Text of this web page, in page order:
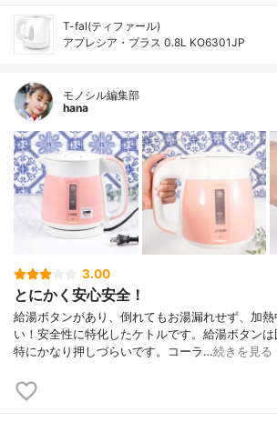
T-fal(ティファール)
アプレシア・プラス 0.8L KO6301JP
モノシル編集部
hana
3.00
とにかく安心安全！
給湯ボタンがあり、倒れてもお湯漏れせず、加
い！安全性に特化したケトルです。給湯ボタン
特にかなり押しづらいです。コーラ…続きを見る